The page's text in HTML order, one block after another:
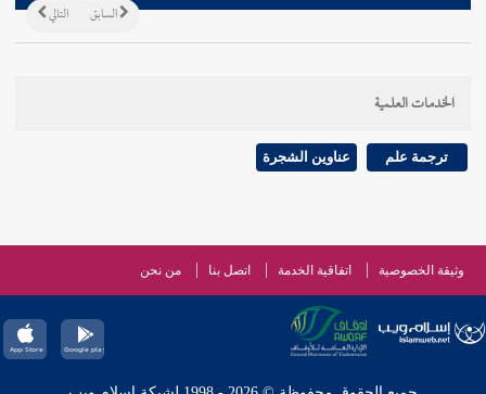
التالي السابق
الخدمات العلمية
ترجمة علم عناوين الشجرة
وثيقة الخصوصية اتفاقية الخدمة اتصل بنا من نحن